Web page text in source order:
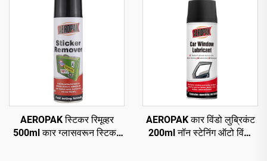
AEROPAK स्टिकर रिमूव्हर
500ml कार ग्लासवरून स्टिकर
AEROPAK कार विंडो लुब्रिकंट
200ml नॉन स्टेनिंग ऑटो विंडो